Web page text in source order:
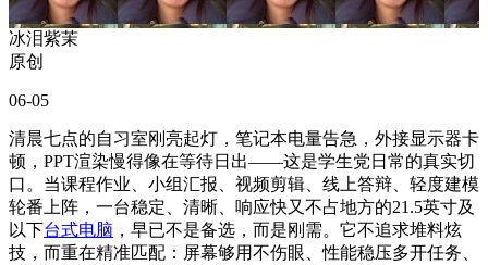
冰泪紫茉
原创
06-05
清晨七点的自习室刚亮起灯，笔记本电量告急，外接显示器卡
顿，PPT渲染慢得像在等待日出——这是学生党日常的真实切
口。当课程作业、小组汇报、视频剪辑、线上答辩、轻度建模
轮番上阵，一台稳定、清晰、响应快又不占地方的21.5英寸及
以下台式电脑 ，早已不是备选，而是刚需。它不追求堆料炫
技，而重在精准匹配：屏幕够用不伤眼、性能稳压多开任务、